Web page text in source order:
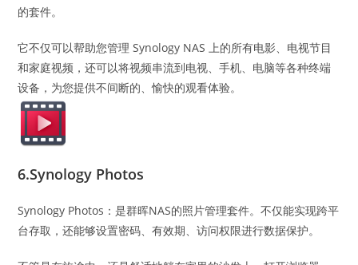
的套件。
它不仅可以帮助您管理 Synology NAS 上的所有电影、电视节目
和家庭视频，还可以将视频串流到电视、手机、电脑等各种终端
设备，为您提供不间断的、愉快的观看体验。
6.Synology Photos
Synology Photos：是群晖NAS的照片管理套件。不仅能实现跨平
台存取，还能够设置密码、有效期、访问权限进行数据保护。